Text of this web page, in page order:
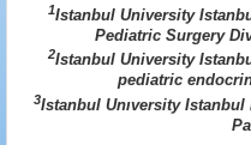
1Istanbul University
Pediatric Surgery
2Istanbul University
pediatric
3Istanbul Unıversity